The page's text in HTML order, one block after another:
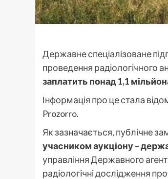
Державне спеціалізоване
проведення радіологічного
заплатить понад 1,1
Інформація про це стала
Prozorro.
Як зазначається, публічне
учасником аукціону –
управління Державного
радіологічні дослідження